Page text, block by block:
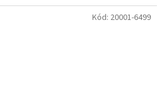
Kód: 20001-6499